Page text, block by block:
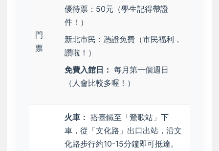
門
票
優待票：50元（學生記得帶證
件！）
新北市民：憑證免費（市民福利，
讚啦！）
免費入館日： 每月第一個週日
（人會比較多喔！）
火車： 搭臺鐵至「鶯歌站」下
車，從「文化路」出口出站，沿文
化路步行約10-15分鐘即可抵達。